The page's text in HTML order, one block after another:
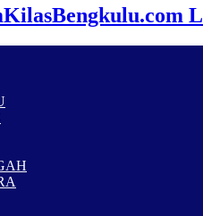
KilasBengkulu.com